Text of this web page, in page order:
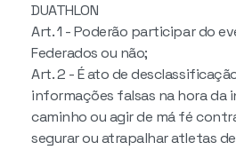
DUATHLON
Art. 1 - Poderão participar do
Federados ou não;
Art. 2 - É ato de
informações falsas na hora da
caminho ou agir de má fé
segurar ou atrapalhar atletas